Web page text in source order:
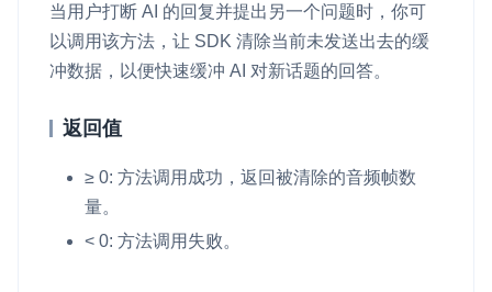
灵动会议 NEW
低代码集成、灵活定制、超低延时的音视频会议
当用户打断 AI 的回复并提出另一个问题时，你可
以调用该方法，让 SDK 清除当前未发送出去的缓
冲数据，以便快速缓冲 AI 对新话题的回答。
返回值
≥ 0: 方法调用成功，返回被清除的音频帧数
量。
< 0: 方法调用失败。